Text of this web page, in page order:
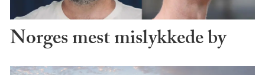
Norges mest mislykkede by